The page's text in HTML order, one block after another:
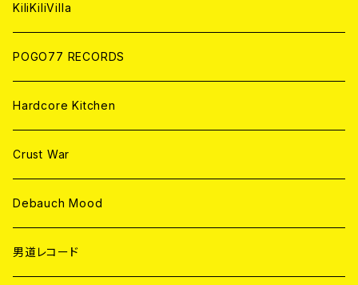
KiliKiliVilla
POGO77 RECORDS
Hardcore Kitchen
Crust War
Debauch Mood
男道レコード